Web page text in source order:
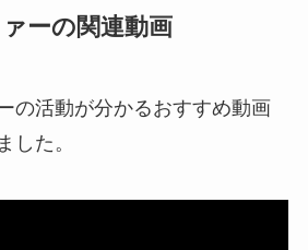
ーの関連動画
の活動が分かるおすすめ動画
した。